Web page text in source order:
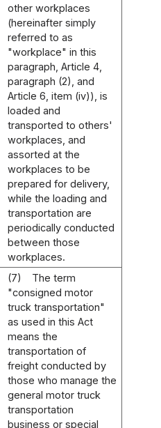
other workplaces
(hereinafter simply
referred to as
"workplace" in this
paragraph, Article 4,
paragraph (2), and
Article 6, item (iv)), is
loaded and
transported to others'
workplaces, and
assorted at the
workplaces to be
prepared for delivery,
while the loading and
transportation are
periodically conducted
between those
workplaces.
(7)
The term
"consigned motor
truck transportation"
as used in this Act
means the
transportation of
freight conducted by
those who manage the
general motor truck
transportation
business or special